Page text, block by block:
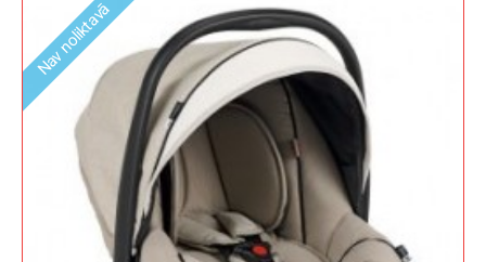
Nav noliktavā